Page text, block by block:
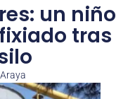
un niño
tras